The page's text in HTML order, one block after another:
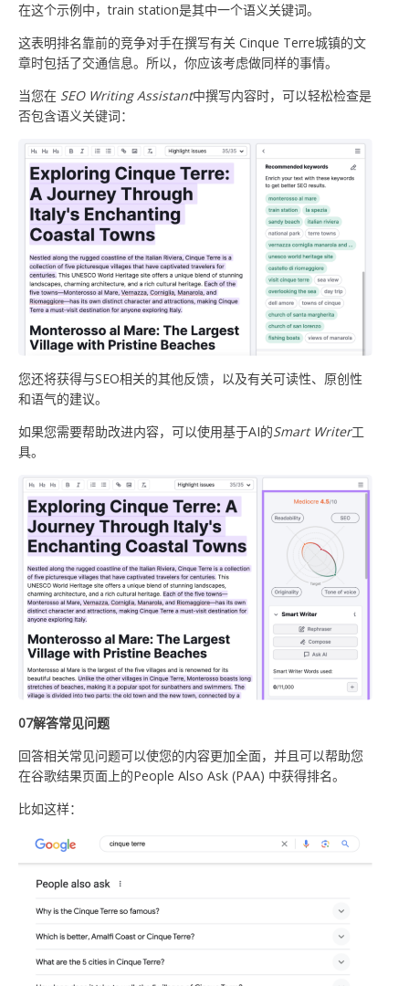
在这个示例中，train station是其中一个语义关键词。
这表明排名靠前的竞争对手在撰写有关 Cinque Terre城镇的文
章时包括了交通信息。所以，你应该考虑做同样的事情。
当您在 SEO Writing Assistant中撰写内容时，可以轻松检查是
否包含语义关键词：
您还将获得与SEO相关的其他反馈，以及有关可读性、原创性
和语气的建议。
如果您需要帮助改进内容，可以使用基于AI的Smart Writer工
具。
07解答常见问题
回答相关常见问题可以使您的内容更加全面，并且可以帮助您
在谷歌结果页面上的People Also Ask (PAA) 中获得排名。
比如这样：